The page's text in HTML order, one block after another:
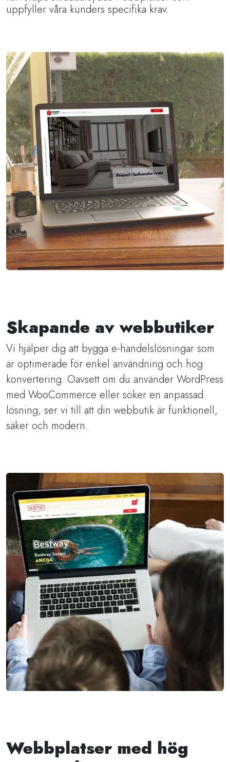
uppfyller våra kunders specifika krav.
Skapande av webbutiker
Vi hjälper dig att bygga e-handelslösningar som
är optimerade för enkel användning och hög
konvertering. Oavsett om du använder WordPress
med WooCommerce eller söker en anpassad
lösning, ser vi till att din webbutik är funktionell,
säker och modern.
Webbplatser med hög